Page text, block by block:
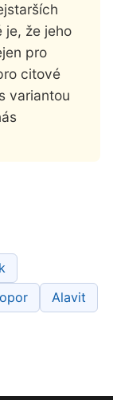
je, že jeho
pro
citové
variantou
Alavit